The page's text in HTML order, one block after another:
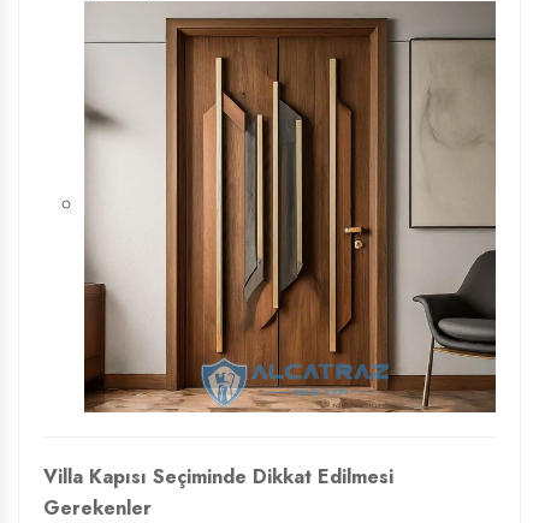
Villa Kapısı Seçiminde Dikkat Edilmesi
Gerekenler